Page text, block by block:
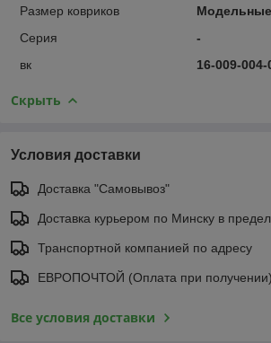
Размер ковриков
Модельные
Серия
-
вк
16-009-004-
Скрыть
Условия доставки
Доставка "Самовывоз"
Доставка курьером по Минску в
Транспортной компанией по адресу
ЕВРОПОЧТОЙ (Оплата при получении)
Все условия доставки